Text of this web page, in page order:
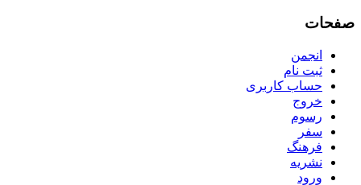
صفحات
انجمن
ثبت نام
حساب کاربری
خروج
رسوم
سفر
فرهنگ
نشریه
ورود